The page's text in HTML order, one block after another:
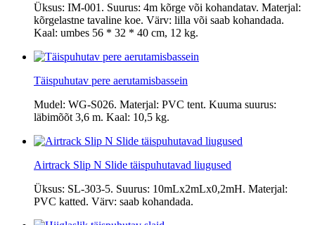
Üksus: IM-001. Suurus: 4m kõrge või kohandatav. Materjal:
kõrgelastne tavaline koe. Värv: lilla või saab kohandada.
Kaal: umbes 56 * 32 * 40 cm, 12 kg.
Täispuhutav pere aerutamisbassein
Mudel: WG-S026. Materjal: PVC tent. Kuuma suurus:
läbimõõt 3,6 m. Kaal: 10,5 kg.
Airtrack Slip N Slide täispuhutavad liugused
Üksus: SL-303-5. Suurus: 10mLx2mLx0,2mH. Materjal:
PVC katted. Värv: saab kohandada.